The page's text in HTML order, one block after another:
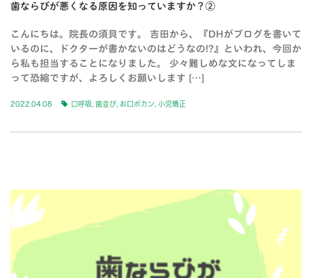
歯ならびが悪くなる原因を知っていますか？②
こんにちは。院長の須貝です。 吉田から、『DHがブログを書いて
いるのに、ドクターが書かないのはどうなの!?』といわれ、今回か
ら私も担当することになりました。 少々難しめな文になってしま
って恐縮ですが、よろしくお願いします […]
2022.04.08 口呼吸 歯並び お口ポカン 小児矯正